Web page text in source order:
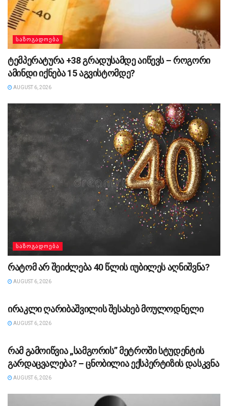
ᲡᲐᲖᲝᲒᲐᲓᲝᲔᲑᲐ
ტემპერატურა +38 გრადუსამდე აიწევს – როგორი
ამინდი იქნება 15 აგვისტომდე?
AUGUST 6, 2026
ᲡᲐᲖᲝᲒᲐᲓᲝᲔᲑᲐ
რატომ არ შეიძლება 40 წლის იუბილეს აღნიშვნა?
AUGUST 6, 2026
ირაკლი ღარიბაშვილის შესახებ მოულოდნელი
AUGUST 6, 2026
რამ გამოიწვია „სამგორის” მეტროში სტუდენტის
გარდაცვალება? – ცნობილია ექსპერტიზის დასკვნა
AUGUST 6, 2026